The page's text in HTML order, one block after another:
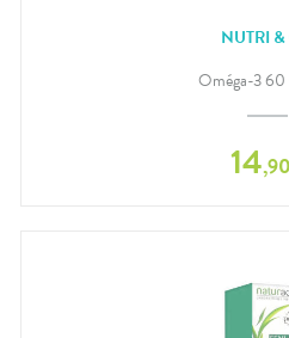
NUTRI
Oméga-3 60
14,90